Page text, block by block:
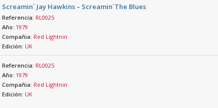
Screamin´ Jay Hawkins – Screamin´The Blues
Referencia: RL0025
Año: 1979
Compañia: Red Lightnin
Edición: UK
Referencia: RL0025
Año: 1979
Compañia: Red Lightnin
Edición: UK